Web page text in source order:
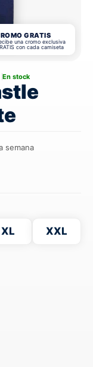
GRATIS
una cromo exclusiva
con cada camiseta
En stock
semana
XL XXL